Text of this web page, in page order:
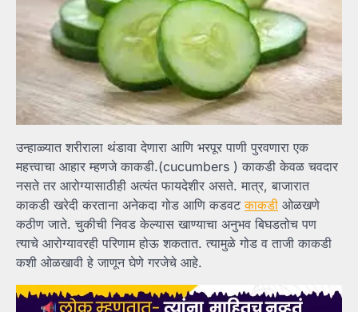
उन्हाळ्यात शरीराला थंडावा देणारा आणि भरपूर पाणी पुरवणारा एक
महत्त्वाचा आहार म्हणजे काकडी.(cucumbers ) काकडी केवळ चवदार
नसते तर आरोग्यासाठीही अत्यंत फायदेशीर असते. मात्र, बाजारात
काकडी खरेदी करताना अनेकदा गोड आणि कडवटकाकडी ओळखणे
कठीण जाते. चुकीची निवड केल्यास खाण्याचा अनुभव बिघडतोच पण
त्याचे आरोग्यावरही परिणाम होऊ शकतात. त्यामुळे गोड व ताजी काकडी
कशी ओळखावी हे जाणून घेणे गरजेचे आहे.